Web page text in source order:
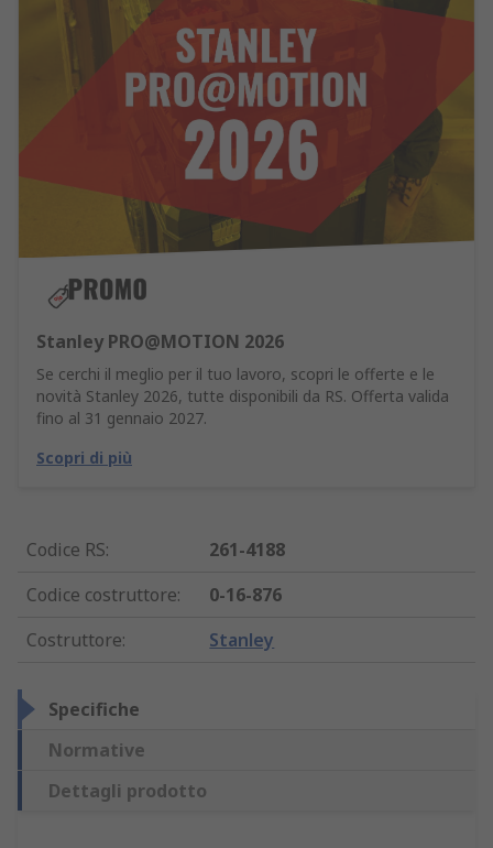
Stanley PRO@MOTION 2026
Se cerchi il meglio per il tuo lavoro, scopri le offerte e le
novità Stanley 2026, tutte disponibili da RS. Offerta valida
fino al 31 gennaio 2027.
Scopri di più
Codice RS:
261-4188
Codice costruttore:
0-16-876
Costruttore: Stanley
Specifiche
Normative
Dettagli prodotto